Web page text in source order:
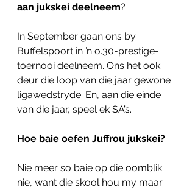
aan jukskei deelneem?
In September gaan ons by
Buffelspoort in ’n o.30-prestige-
toernooi deelneem. Ons het ook
deur die loop van die jaar gewone
ligawedstryde. En, aan die einde
van die jaar, speel ek SA’s.
Hoe baie oefen Juffrou jukskei?
Nie meer so baie op die oomblik
nie, want die skool hou my maar